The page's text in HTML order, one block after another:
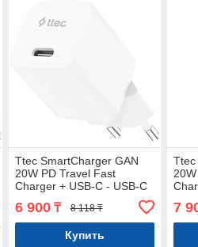
Ttec SmartCharger GAN
20W PD Travel Fast
Charger + USB-C - USB-C
6 900₸ 8 118 ₸
Купить
Ttec
7